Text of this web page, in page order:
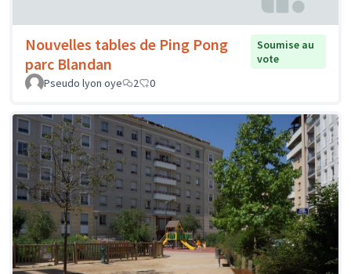
Nouvelles tables de Ping Pong
parc Blandan
Soumise au
vote
Pseudo lyon oye
2 0